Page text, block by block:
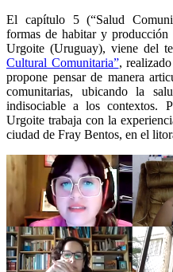
El capítulo 5 (“Salud
formas de habitar y
Urgoite (Uruguay), viene del
Cultural Comunitaria”,
propone pensar de manera
comunitarias, ubicando la
indisociable a los contextos.
Urgoite trabaja con la
ciudad de Fray Bentos, en el